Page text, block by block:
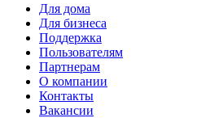
Для дома
Для бизнеса
Поддержка
Пользователям
Партнерам
О компании
Контакты
Вакансии